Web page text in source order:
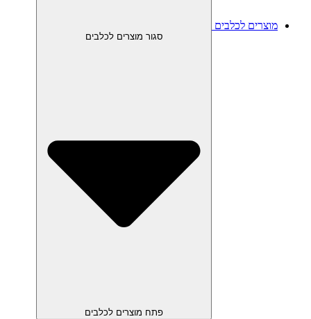
מוצרים לכלבים
סגור מוצרים לכלבים
פתח מוצרים לכלבים